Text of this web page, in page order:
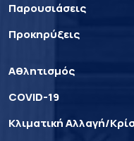
Παρουσιάσεις
Προκηρύξεις
Αθλητισμός
COVID-19
Κλιματική Αλλαγή/